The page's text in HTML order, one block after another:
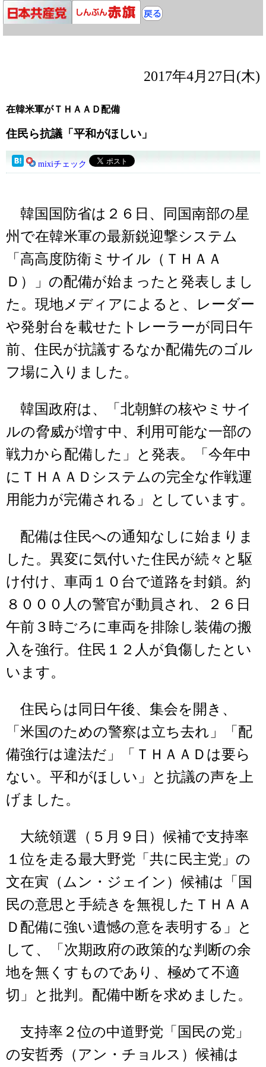
2017年4月27日(木)
在韓米軍がＴＨＡＡＤ配備
住民ら抗議「平和がほしい」
mixiチェック
韓国国防省は２６日、同国南部の星
州で在韓米軍の最新鋭迎撃システム
「高高度防衛ミサイル（ＴＨＡＡ
Ｄ）」の配備が始まったと発表しまし
た。現地メディアによると、レーダー
や発射台を載せたトレーラーが同日午
前、住民が抗議するなか配備先のゴル
フ場に入りました。
韓国政府は、「北朝鮮の核やミサイ
ルの脅威が増す中、利用可能な一部の
戦力から配備した」と発表。「今年中
にＴＨＡＡＤシステムの完全な作戦運
用能力が完備される」としています。
配備は住民への通知なしに始まりま
した。異変に気付いた住民が続々と駆
け付け、車両１０台で道路を封鎖。約
８０００人の警官が動員され、２６日
午前３時ごろに車両を排除し装備の搬
入を強行。住民１２人が負傷したとい
います。
住民らは同日午後、集会を開き、
「米国のための警察は立ち去れ」「配
備強行は違法だ」「ＴＨＡＡＤは要ら
ない。平和がほしい」と抗議の声を上
げました。
大統領選（５月９日）候補で支持率
１位を走る最大野党「共に民主党」の
文在寅（ムン・ジェイン）候補は「国
民の意思と手続きを無視したＴＨＡＡ
Ｄ配備に強い遺憾の意を表明する」と
して、「次期政府の政策的な判断の余
地を無くすものであり、極めて不適
切」と批判。配備中断を求めました。
支持率２位の中道野党「国民の党」
の安哲秀（アン・チョルス）候補は